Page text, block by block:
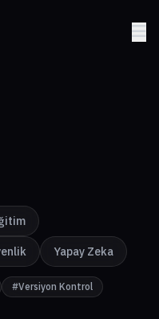
Yapay Zeka
#Versiyon Kontrol